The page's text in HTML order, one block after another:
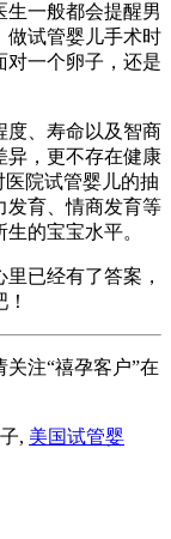
生一般都会提醒男
做试管婴儿手术时
对一个卵子，还是
度、寿命以及智商
异，更不存在健康
院试管婴儿的抽
发育、情商发育等
的宝宝水平。
已经有了答案，
注“禧孕客户”在
, 美国试管婴